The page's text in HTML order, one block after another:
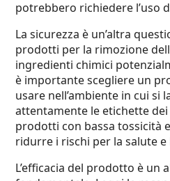
potrebbero richiedere l’uso
La sicurezza è un’altra
prodotti per la rimozione
ingredienti chimici
è importante scegliere un
usare nell’ambiente in cui si
attentamente le etichette
prodotti con bassa tossicità
ridurre i rischi per la salute e
L’efficacia del prodotto è un